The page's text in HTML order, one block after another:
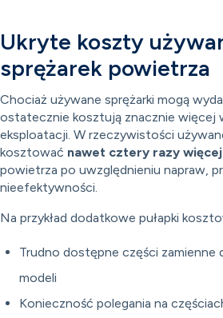
Ukryte koszty
sprężarek powietrza
Chociaż używane sprężarki mogą
ostatecznie kosztują znacznie więcej
eksploatacji. W rzeczywistości
kosztować nawet cztery razy więcej
powietrza po uwzględnieniu napraw,
nieefektywności.
Na przykład dodatkowe pułapki
Trudno dostępne części zamienne
modeli
Konieczność polegania na